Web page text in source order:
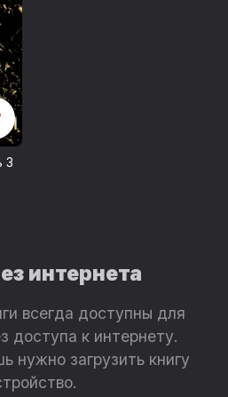
3
интернета
всегда доступны для
доступа к интернету.
нужно загрузить книгу